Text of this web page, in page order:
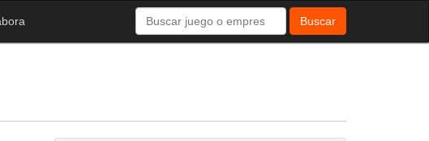
Buscar